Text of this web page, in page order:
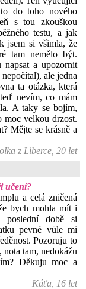
do toho nového
s tou zkouškou
testu, a jak
jsem si všimla, že
tam nemělo být.
a upozornit
ale jedna
ta otázka, která
nevím, co mám
A taky se bojím,
moc velkou drzost.
Mějte se krásně a
z Liberce, 20 let
učení?
a celá zničená
bych mohla mít i
době si
pevné vůle mi
Pozoruju to
tam, nedokážu
Děkuju moc a
Káťa, 16 let